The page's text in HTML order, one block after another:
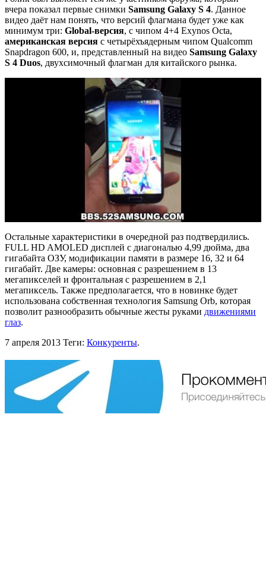
вчера показал первые снимки Samsung Galaxy S 4. Данное
видео даёт нам понять, что версий флагмана будет уже как
минимум три: Global-версия, с чипом 4+4 Exynos Octa,
американская версия с четырёхъядерным чипом Qualcomm
Snapdragon 600, и, представленный на видео Samsung Galaxy
S 4 Duos, двухсимочный флагман для китайского рынка.
Остальные характеристики в очередной раз подтвердились.
FULL HD AMOLED дисплей с диагональю 4,99 дюйма, два
гигабайта ОЗУ, модификации памяти в размере 16, 32 и 64
гигабайт. Две камеры: основная с разрешением в 13
мегапикселей и фронтальная с разрешением в 2,1
мегапиксель. Также предполагается, что в новинке будет
использована собственная технология Samsung Orb, которая
позволит разнообразить обычные жесты руками движениями
глаз.
7 апреля 2013 Теги: Конкуренты.